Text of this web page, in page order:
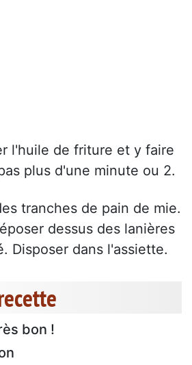
l'huile de friture et y faire
plus d'une minute ou 2.
tranches de pain de mie.
dessus des lanières
Disposer dans l'assiette.
bon !